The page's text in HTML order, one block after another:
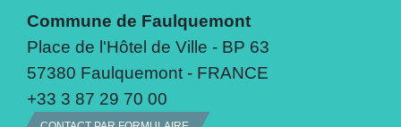
Commune de Faulquemont
Place de l'Hôtel de Ville - BP 63
57380 Faulquemont - FRANCE
+33 3 87 29 70 00